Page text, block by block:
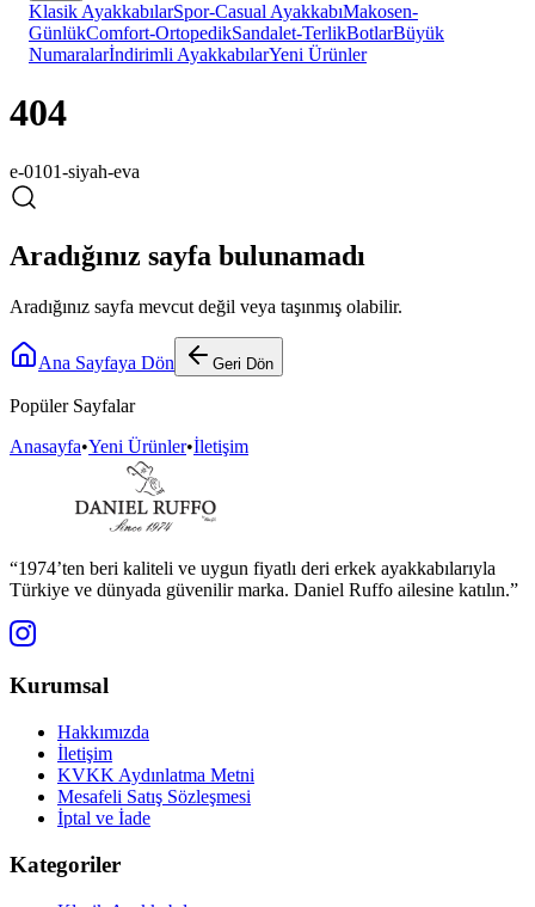
Klasik AyakkabılarSpor-Casual AyakkabıMakosen-
GünlükComfort-OrtopedikSandalet-TerlikBotlarBüyük
Numaralarİndirimli AyakkabılarYeni Ürünler
404
e-0101-siyah-eva
Aradığınız sayfa bulunamadı
Aradığınız sayfa mevcut değil veya taşınmış olabilir.
Ana Sayfaya Dön Geri Dön
Popüler Sayfalar
Anasayfa•Yeni Ürünler•İletişim
“1974’ten beri kaliteli ve uygun fiyatlı deri erkek ayakkabılarıyla
Türkiye ve dünyada güvenilir marka. Daniel Ruffo ailesine katılın.”
Kurumsal
Hakkımızda
İletişim
KVKK Aydınlatma Metni
Mesafeli Satış Sözleşmesi
İptal ve İade
Kategoriler